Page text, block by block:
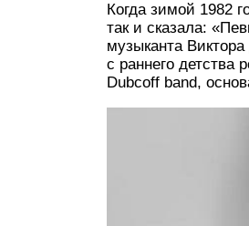
Когда зимой 1982
так и сказала:
музыканта
с раннего детства
Dubcoff band,